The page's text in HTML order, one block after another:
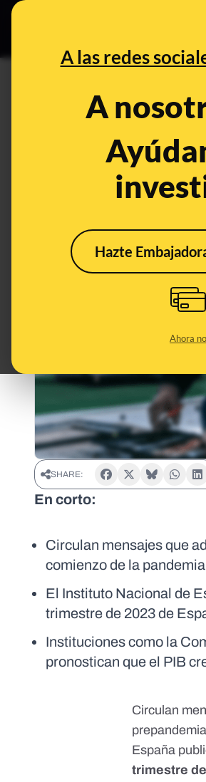
A las redes
A
Hazte
Ahora no
El PIB de
trimestre de
Jun 28, 2023, 4:04:30 PM
SHARE:
En corto:
Circulan mensajes que
comienzo de la pandemia
El Instituto Nacional de
trimestre de 2023 de
Instituciones como la
pronostican que el PIB
Circulan
España
trimestre